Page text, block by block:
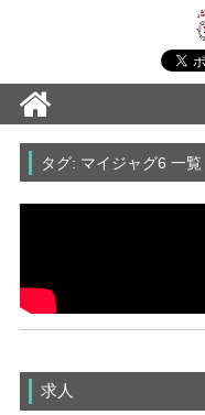
タグ: マイジャグ6 一覧
求人